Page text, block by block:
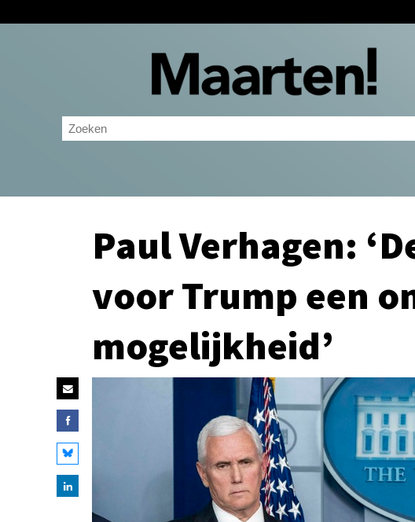
Ingelogd
Paul Verhagen:
voor Trump een
mogelijkheid’